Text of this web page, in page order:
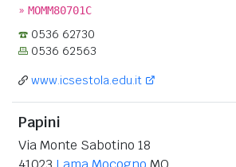
» MOMM80701C
0536 62730
0536 62563
www.icsestola.edu.it
Papini
Via Monte Sabotino 18